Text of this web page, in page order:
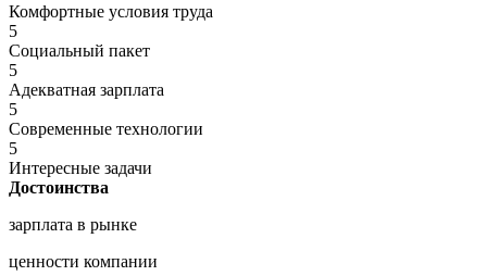
Комфортные условия труда
5
Социальный пакет
5
Адекватная зарплата
5
Современные технологии
5
Интересные задачи
Достоинства
зарплата в рынке
ценности компании